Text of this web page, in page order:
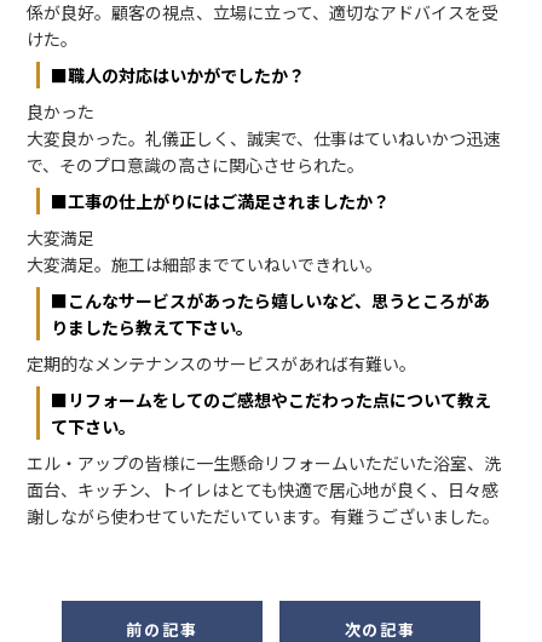
係が良好。顧客の視点、立場に立って、適切なアドバイスを受
けた。
■職人の対応はいかがでしたか？
良かった
大変良かった。礼儀正しく、誠実で、仕事はていねいかつ迅速
で、そのプロ意識の高さに関心させられた。
■工事の仕上がりにはご満足されましたか？
大変満足
大変満足。施工は細部までていねいできれい。
■こんなサービスがあったら嬉しいなど、思うところがあ
りましたら教えて下さい。
定期的なメンテナンスのサービスがあれば有難い。
■リフォームをしてのご感想やこだわった点について教え
て下さい。
エル・アップの皆様に一生懸命リフォームいただいた浴室、洗
面台、キッチン、トイレはとても快適で居心地が良く、日々感
謝しながら使わせていただいています。有難うございました。
前の記事 次の記事